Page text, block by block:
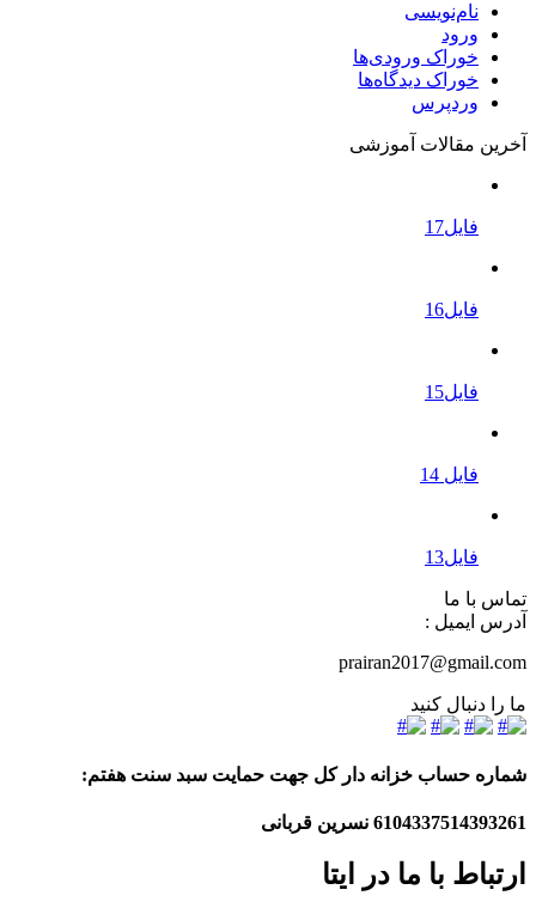
نام‌نویسی
ورود
خوراک ورودی‌ها
خوراک دیدگاه‌ها
وردپرس
آخرین مقالات آموزشی
فایل17
فایل16
فایل15
فایل 14
فایل13
تماس با ما
آدرس ایمیل :
prairan2017@gmail.com
ما را دنبال کنید
شماره حساب خزانه دار کل جهت حمایت سبد سنت هفتم:
6104337514393261 نسرین قربانی
ارتباط با ما در ایتا